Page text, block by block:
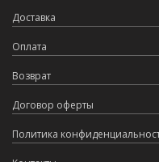
Доставка
Оплата
Возврат
Договор оферты
Политика